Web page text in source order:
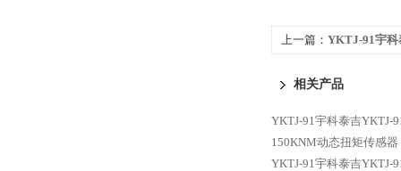
上一篇： YKTJ-91宇
相关产品
YKTJ-91宇科泰吉YKTJ-
150KNM动态扭矩传感器
YKTJ-91宇科泰吉YKTJ-